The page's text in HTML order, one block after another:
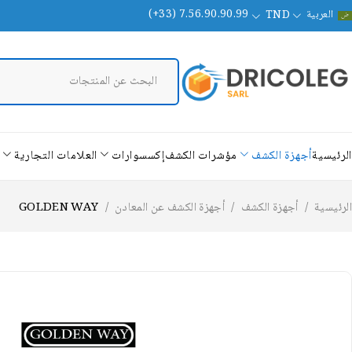
العربية TND
(+33) 7.56.90.90.99
الرئيسيةأجهزة الكشف مؤشرات الكشفإكسسوارات العلامات التجارية
الرئيسية / أجهزة الكشف / أجهزة الكشف عن المعادن /
GOLDEN WAY